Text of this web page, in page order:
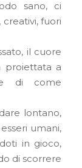
sano, ci
fuori
il cuore
proiettata a
di come
lontano,
umani,
in gioco,
di scorrere